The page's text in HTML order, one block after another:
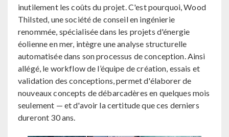
inutilement les coûts du projet. C'est pourquoi, Wood
Thilsted, une société de conseil en ingénierie
renommée, spécialisée dans les projets d'énergie
éolienne en mer, intègre une analyse structurelle
automatisée dans son processus de conception. Ainsi
allégé, le workflow de l’équipe de création, essais et
validation des conceptions, permet d'élaborer de
nouveaux concepts de débarcadères en quelques mois
seulement — et d'avoir la certitude que ces derniers
dureront 30 ans.